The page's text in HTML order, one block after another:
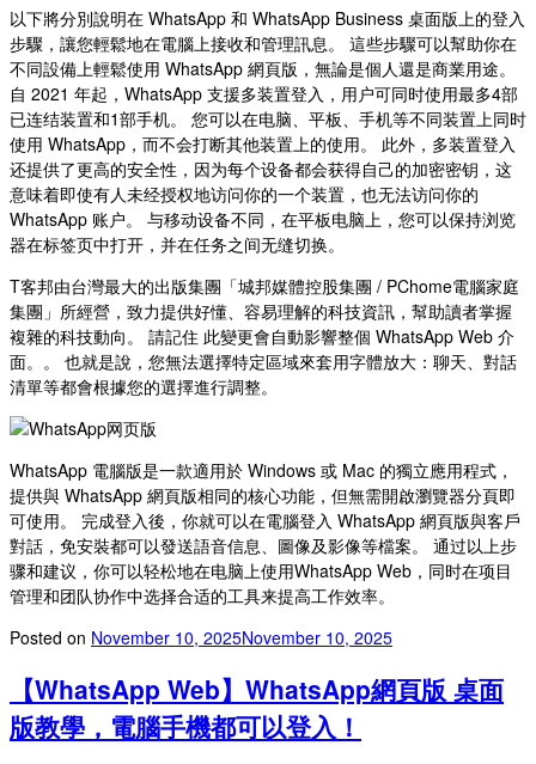
以下將分別說明在 WhatsApp 和 WhatsApp Business 桌面版上的登入
步驟，讓您輕鬆地在電腦上接收和管理訊息。 這些步驟可以幫助你在
不同設備上輕鬆使用 WhatsApp 網頁版，無論是個人還是商業用途。
自 2021 年起，WhatsApp 支援多装置登入，用户可同时使用最多4部
已连结装置和1部手机。 您可以在电脑、平板、手机等不同装置上同时
使用 WhatsApp，而不会打断其他装置上的使用。 此外，多装置登入
还提供了更高的安全性，因为每个设备都会获得自己的加密密钥，这
意味着即使有人未经授权地访问你的一个装置，也无法访问你的
WhatsApp 账户。 与移动设备不同，在平板电脑上，您可以保持浏览
器在标签页中打开，并在任务之间无缝切换。
T客邦由台灣最大的出版集團「城邦媒體控股集團 / PChome電腦家庭
集團」所經營，致力提供好懂、容易理解的科技資訊，幫助讀者掌握
複雜的科技動向。 請記住 此變更會自動影響整個 WhatsApp Web 介
面。。 也就是說，您無法選擇特定區域來套用字體放大：聊天、對話
清單等都會根據您的選擇進行調整。
WhatsApp 電腦版是一款適用於 Windows 或 Mac 的獨立應用程式，
提供與 WhatsApp 網頁版相同的核心功能，但無需開啟瀏覽器分頁即
可使用。 完成登入後，你就可以在電腦登入 WhatsApp 網頁版與客戶
對話，免安裝都可以發送語音信息、圖像及影像等檔案。 通过以上步
骤和建议，你可以轻松地在电脑上使用WhatsApp Web，同时在项目
管理和团队协作中选择合适的工具来提高工作效率。
Posted on November 10, 2025November 10, 2025
【WhatsApp Web】WhatsApp網頁版 桌面
版教學，電腦手機都可以登入！